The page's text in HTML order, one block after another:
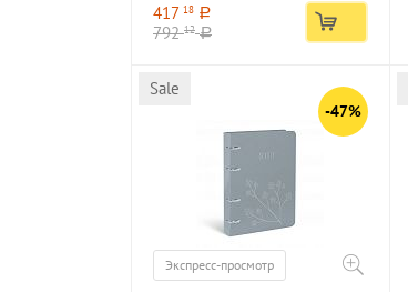
417 18 a
79212 a
Sale
-47%
Экспресс-просмотр